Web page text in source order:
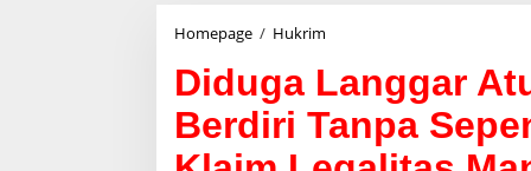
Homepage / Hukrim
Aturan,
Alfamart
Rawa
Geni
Berdiri
Diduga Langgar
Berdiri Tanpa